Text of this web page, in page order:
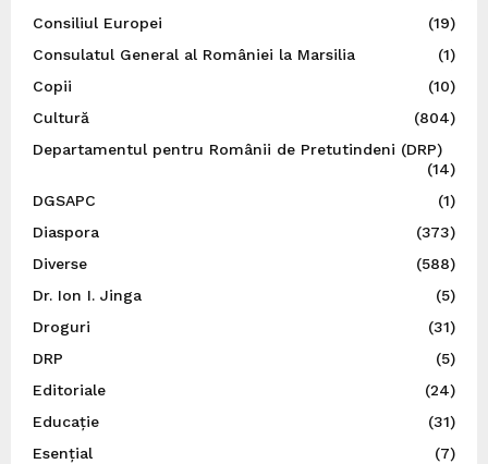
Consiliul Europei
(19)
Consulatul General al României la Marsilia
(1)
Copii
(10)
Cultură
(804)
Departamentul pentru Românii de Pretutindeni (DRP)
(14)
DGSAPC
(1)
Diaspora
(373)
Diverse
(588)
Dr. Ion I. Jinga
(5)
Droguri
(31)
DRP
(5)
Editoriale
(24)
Educație
(31)
Esențial
(7)